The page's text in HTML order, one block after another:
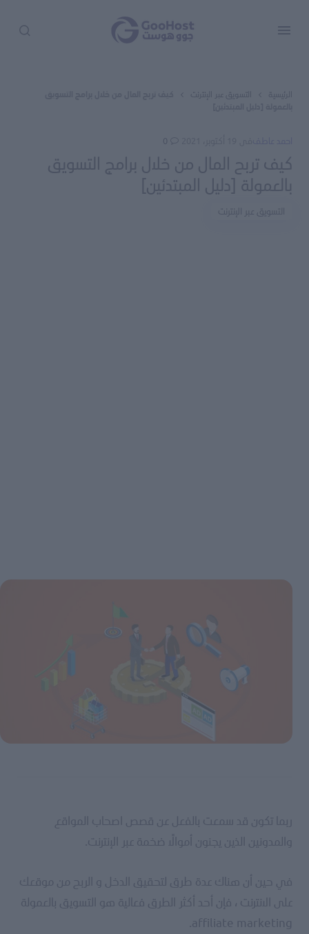
الرئيسية التسويق عبر الإنترنت
كيف تربح المال من خلال برامج التسويق
بالعمولة [دليل المبتدئين]
التسويق عبر الإنترنت
ربما تكون قد سمعت بالفعل عن قصص اصحاب المواقع
والمدونين الذين يجنون أموالًا ضخمة عبر الإنترنت.
في حين أن هناك عدة طرق لتحقيق الدخل و الربح من موقعك
على الانترنت ، فإن أحد أكثر الطرق فعالية هو التسويق بالعمولة
affiliate marketing.